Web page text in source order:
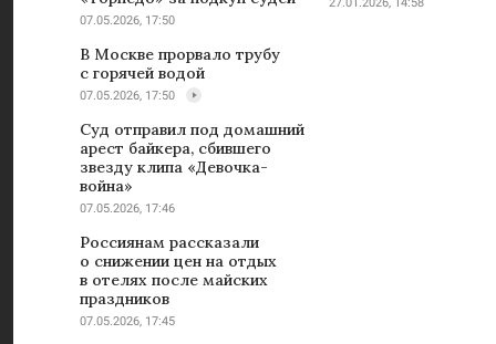
07.05.2026, 17:50
В Москве прорвало трубу
с горячей водой
07.05.2026, 17:50
Суд отправил под домашний
арест байкера, сбившего
звезду клипа «Девочка-
война»
07.05.2026, 17:46
Россиянам рассказали
о снижении цен на отдых
в отелях после майских
праздников
07.05.2026, 17:45